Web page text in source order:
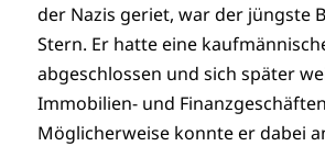
der Nazis geriet, war der jüngste
Stern. Er hatte eine
abgeschlossen und sich später
Immobilien- und
Möglicherweise konnte er dabei